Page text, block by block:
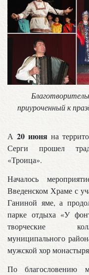
приуроченный к
А 20 июня на
Серги прошел
«Троица».
Началось
Введенском Храме с
Ганиной яме, а
парке отдыха «У
творческие
муниципального
мужской хор
По благословению